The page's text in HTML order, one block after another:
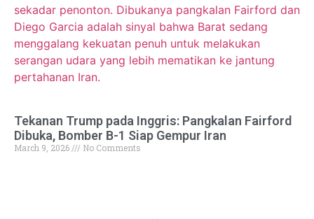
Tekanan Trump pada Inggris: Pangkalan Fairford
Dibuka, Bomber B-1 Siap Gempur Iran
March 9, 2026 No Comments